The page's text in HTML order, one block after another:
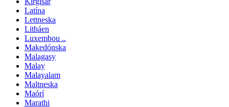
Latína
Lettneska
Litháen
Luxembou ..
Makedónska
Malagasy
Malay
Malayalam
Maltneska
Maórí
Marathi